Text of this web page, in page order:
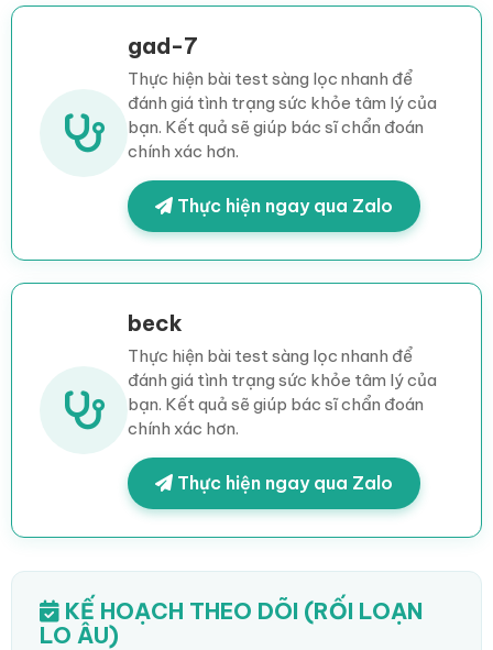
gad-7
Thực hiện bài test sàng lọc nhanh để
đánh giá tình trạng sức khỏe tâm lý của
bạn. Kết quả sẽ giúp bác sĩ chẩn đoán
chính xác hơn.
Thực hiện ngay qua Zalo
beck
Thực hiện bài test sàng lọc nhanh để
đánh giá tình trạng sức khỏe tâm lý của
bạn. Kết quả sẽ giúp bác sĩ chẩn đoán
chính xác hơn.
Thực hiện ngay qua Zalo
KẾ HOẠCH THEO DÕI (RỐI LOẠN
LO ÂU)